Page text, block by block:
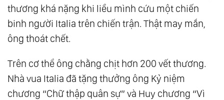
thương khá nặng khi liều mình cứu một chiến
binh người Italia trên chiến trận. Thật may mắn,
ông thoát chết.
Trên cơ thể ông chằng chịt hơn 200 vết thương.
Nhà vua Italia đã tặng thưởng ông Kỷ niệm
chương “Chữ thập quân sự” và Huy chương “Vì